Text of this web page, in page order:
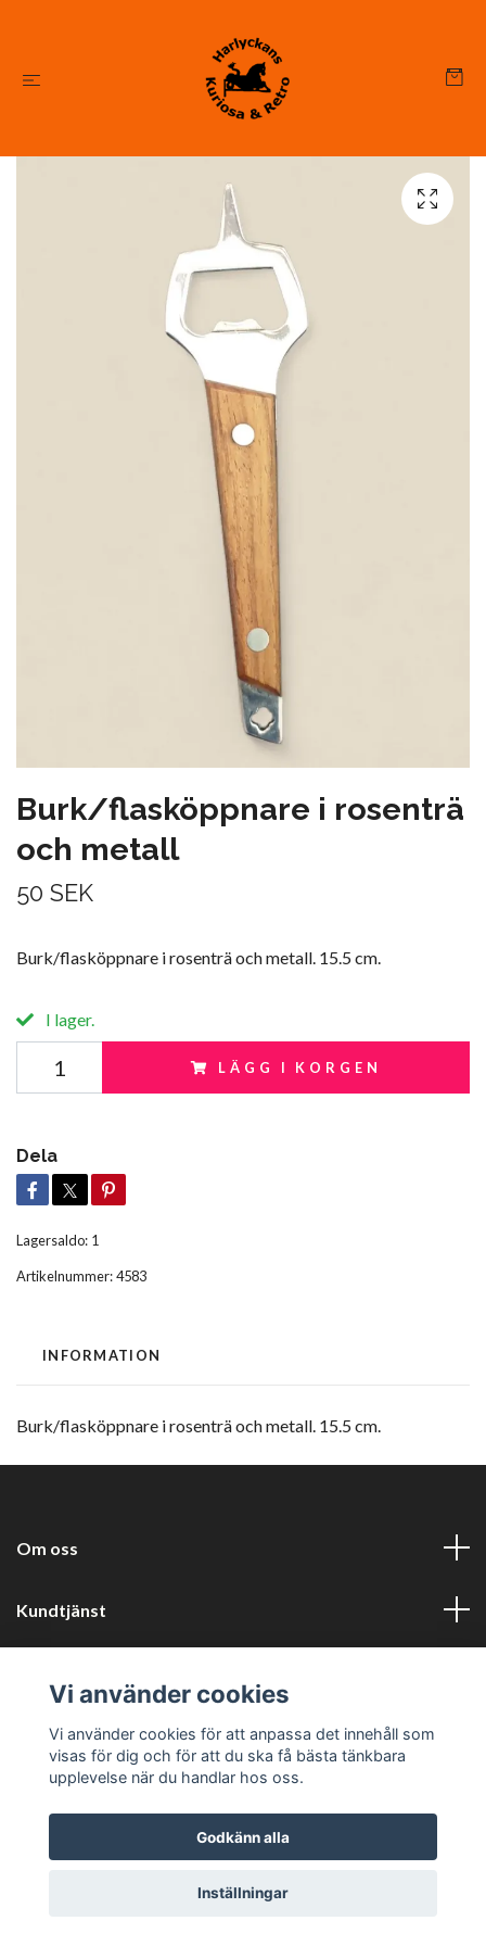
Burk/flasköppnare i rosenträ
och metall
50 SEK
Burk/flasköppnare i rosenträ och metall. 15.5 cm.
I lager.
LÄGG I KORGEN
Dela
Lagersaldo: 1
Artikelnummer:4583
INFORMATION
Burk/flasköppnare i rosenträ och metall. 15.5 cm.
Om oss
Kundtjänst
Sociala medier
© 2026 Harlyckans kuriosa och retro
Vi använder cookies
Vi använder cookies för att anpassa det innehåll som
visas för dig och för att du ska få bästa tänkbara
upplevelse när du handlar hos oss.
Godkänn alla
Inställningar